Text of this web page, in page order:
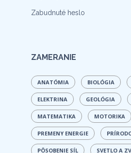
Zabudnuté heslo
ZAMERANIE
ANATÓMIA BIOLÓGIA
ELEKTRINA GEOLÓGIA
MATEMATIKA MOTORIKA
PREMENY ENERGIE
PÔSOBENIE SÍL SVETLO A